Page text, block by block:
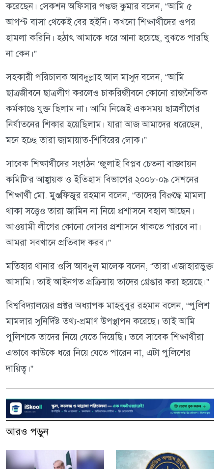
করেছেন। সেকশন অফিসার পঙ্কজ কুমার বলেন, “আমি ৫
আগস্ট বাসা থেকেই বের হইনি। কখনো শিক্ষার্থীদের ওপর
হামলা করিনি। হঠাৎ আমাকে ধরে আনা হয়েছে, বুঝতে পারছি
না কেন।”
সহকারী পরিচালক আবদুল্লাহ আল মাসুদ বলেন, “আমি
ছাত্রজীবনে ছাত্রলীগ করলেও চাকরিজীবনে কোনো রাজনৈতিক
কর্মকাণ্ডে যুক্ত ছিলাম না। আমি নিজেই একসময় ছাত্রলীগের
নির্যাতনের শিকার হয়েছিলাম। যারা আজ আমাদের ধরেছেন,
মনে হচ্ছে তারা জামায়াত-শিবিরের লোক।”
সাবেক শিক্ষার্থীদের সংগঠন ‘জুলাই বিপ্লব চেতনা বাস্তবায়ন
কমিটি’র আহ্বায়ক ও ইতিহাস বিভাগের ২০০৮-০৯ সেশনের
শিক্ষার্থী মো. মুস্তফিজুর রহমান বলেন, “তাদের বিরুদ্ধে মামলা
থাকা সত্ত্বেও তারা জামিন না নিয়ে প্রশাসনে বহাল আছেন।
আওয়ামী লীগের কোনো দোসর প্রশাসনে থাকতে পারবে না।
আমরা সবখানে প্রতিবাদ করব।”
মতিহার থানার ওসি আবদুল মালেক বলেন, “তারা এজাহারভুক্ত
আসামি। তাই আইনগত প্রক্রিয়ায় তাদের গ্রেপ্তার করা হয়েছে।”
বিশ্ববিদ্যালয়ের প্রক্টর অধ্যাপক মাহবুবুর রহমান বলেন, “পুলিশ
মামলার সুনির্দিষ্ট তথ্য-প্রমাণ উপস্থাপন করেছে। তাই আমি
পুলিশকে তাদের নিয়ে যেতে দিয়েছি। তবে সাবেক শিক্ষার্থীরা
এভাবে কাউকে ধরে নিয়ে যেতে পারেন না, এটা পুলিশের
দায়িত্ব।”
আরও পড়ুন